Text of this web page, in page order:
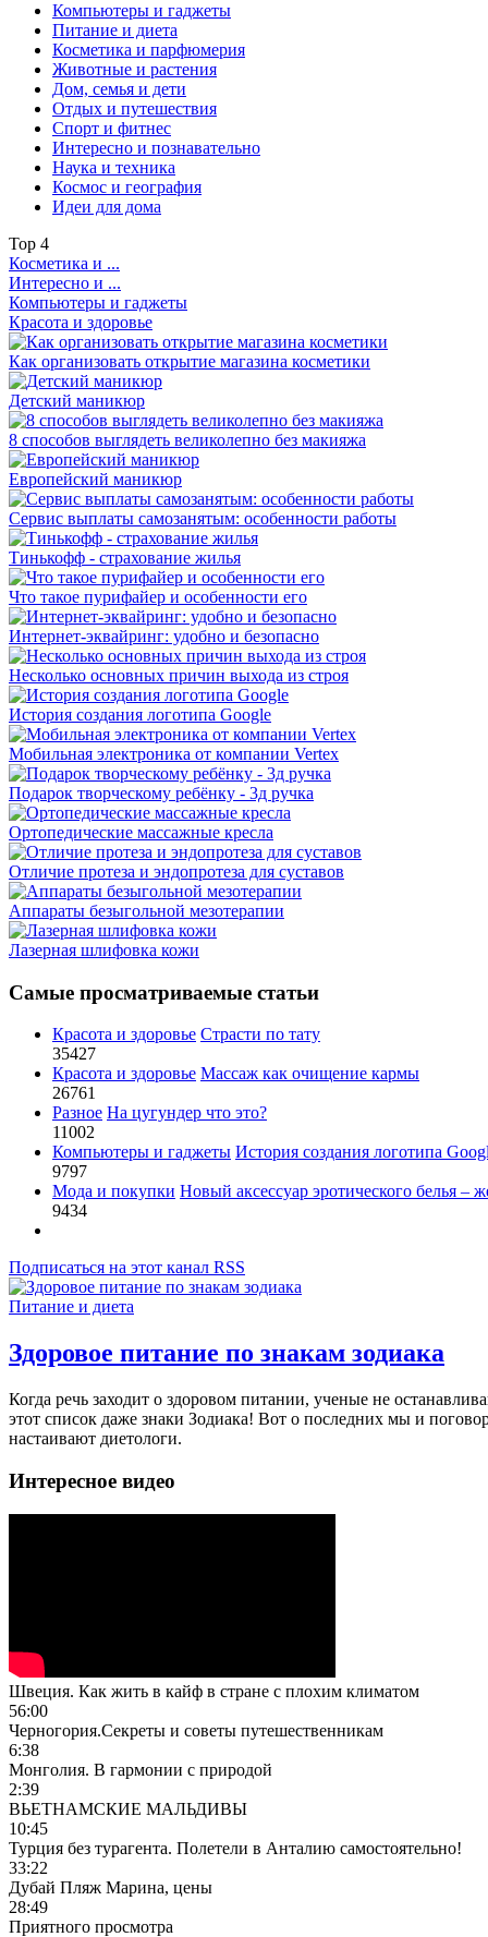
Компьютеры и гаджеты
Питание и диета
Косметика и парфюмерия
Животные и растения
Дом, семья и дети
Отдых и путешествия
Спорт и фитнес
Интересно и познавательно
Наука и техника
Космос и география
Идеи для дома
Top 4
Косметика и ...
Интересно и ...
Компьютеры и гаджеты
Красота и здоровье
Как организовать открытие магазина косметики
Детский маникюр
8 способов выглядеть великолепно без макияжа
Европейский маникюр
Сервис выплаты самозанятым: особенности работы
Тинькофф - страхование жилья
Что такое пурифайер и особенности его
Интернет-эквайринг: удобно и безопасно
Несколько основных причин выхода из строя
История создания логотипа Google
Мобильная электроника от компании Vertex
Подарок творческому ребёнку - 3д ручка
Ортопедические массажные кресла
Отличие протеза и эндопротеза для суставов
Аппараты безыгольной мезотерапии
Лазерная шлифовка кожи
Самые просматриваемые статьи
Красота и здоровье Страсти по тату
35427
Красота и здоровье Массаж как очищение кармы
26761
Разное На цугундер что это?
11002
Компьютеры и гаджеты История создания логотипа
9797
Мода и покупки Новый аксессуар эротического белья –
9434
Подписаться на этот канал RSS
Питание и диета
Здоровое питание по знакам зодиака
Когда речь заходит о здоровом питании, ученые не
этот список даже знаки Зодиака! Вот о последних мы и
настаивают диетологи.
Интересное видео
Швеция. Как жить в кайф в стране с плохим климатом
56:00
Черногория.Секреты и советы путешественникам
6:38
Монголия. В гармонии с природой
2:39
ВЬЕТНАМСКИЕ МАЛЬДИВЫ
10:45
Турция без турагента. Полетели в Анталию самостоятельно!
33:22
Дубай Пляж Марина, цены
28:49
Приятного просмотра